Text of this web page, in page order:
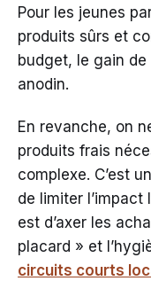
Pour les jeunes
produits sûrs et
budget, le gain de
anodin.
En revanche, on
produits frais
complexe. C’est
de limiter l’impact
est d’axer les
placard » et
circuits courts